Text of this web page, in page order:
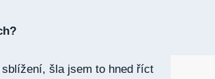
šla jsem to hned říct